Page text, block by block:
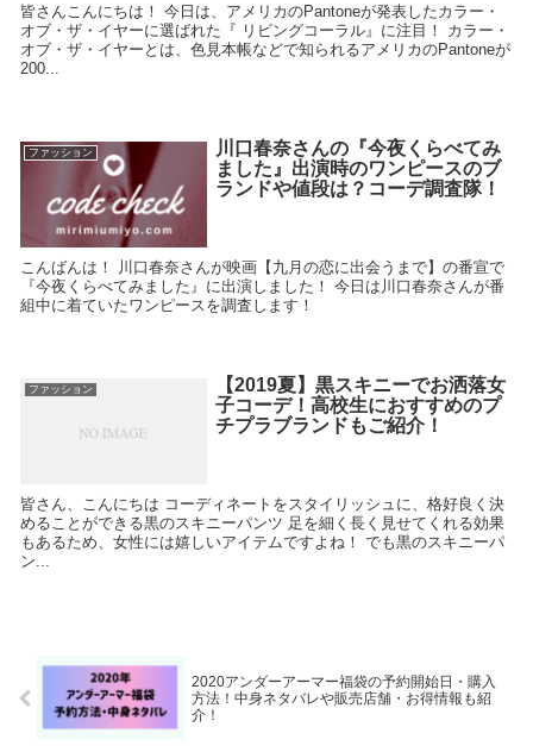
皆さんこんにちは！ 今日は、アメリカのPantoneが発表したカラー・
オブ・ザ・イヤーに選ばれた『 リビングコーラル』に注目！ カラー・
オブ・ザ・イヤーとは、色見本帳などで知られるアメリカのPantoneが
200...
ファッション
川口春奈さんの『今夜くらべてみ
ました』出演時のワンピースのブ
ランドや値段は？コーデ調査隊！
こんばんは！ 川口春奈さんが映画【九月の恋に出会うまで】の番宣で
『今夜くらべてみました』に出演しました！ 今日は川口春奈さんが番
組中に着ていたワンピースを調査します！
ファッション
【2019夏】黒スキニーでお洒落女
子コーデ！高校生におすすめのプ
チプラブランドもご紹介！
皆さん、こんにちは コーディネートをスタイリッシュに、格好良く決
めることができる黒のスキニーパンツ 足を細く長く見せてくれる効果
もあるため、女性には嬉しいアイテムですよね！ でも黒のスキニーパ
ン...
2020アンダーアーマー福袋の予約開始日・購入
方法！中身ネタバレや販売店舗・お得情報も紹
介！